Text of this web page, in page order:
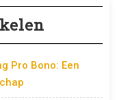
Pro Bono: Een